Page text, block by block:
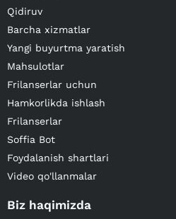
Qidiruv
Barcha xizmatlar
Yangi buyurtma yaratish
Mahsulotlar
Frilanserlar uchun
Hamkorlikda ishlash
Frilanserlar
Soffia Bot
Foydalanish shartlari
Video qo'llanmalar
Biz haqimizda